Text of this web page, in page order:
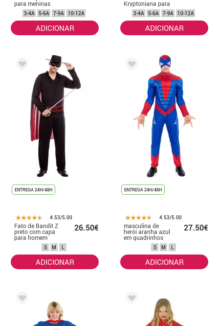
para meninas
3-4A 5-6A 7-9A 10-12A
ADICIONAR
Kryptoniana para
menina
3-4A 5-6A 7-9A 10-12A
ADICIONAR
ENTREGA 24H/48H
4.53/5.00
Fato de Bandit Z
preto com capa
para homem
26.50€
S M L
ADICIONAR
ENTREGA 24H/48H
4.53/5.00
masculina de
herói aranha azul
em quadrinhos
27.50€
S M L
ADICIONAR